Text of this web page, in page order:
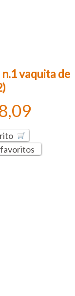
vaquita de